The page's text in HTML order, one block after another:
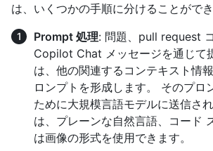
は、いくつかの手順に分けることができ
Prompt 処理: 問題、pull request
Copilot Chat メッセージを通じて
は、他の関連するコンテキスト情
ロンプトを形成します。 そのプロ
ために大規模言語モデルに送信さ
は、プレーンな自然言語、コード
は画像の形式を使用できます。